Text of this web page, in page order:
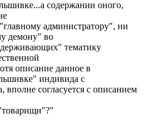
содержании оного,
администратору", ни
демону" во
тематику
описание данное в
индивида с
вполне согласуется с описанием